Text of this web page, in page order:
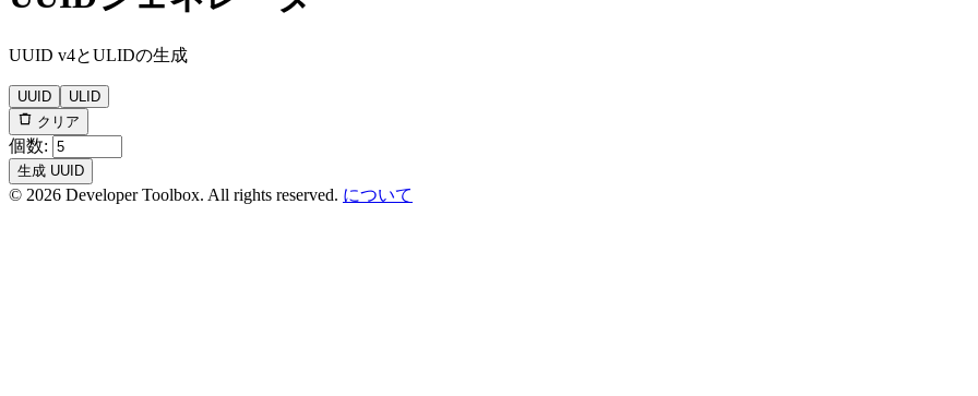
UUID v4とULIDの生成
UUID
ULID
クリア
個数:
生成 UUID
© 2026 Developer Toolbox. All rights reserved. について